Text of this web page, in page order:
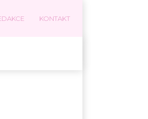
KONTAKT